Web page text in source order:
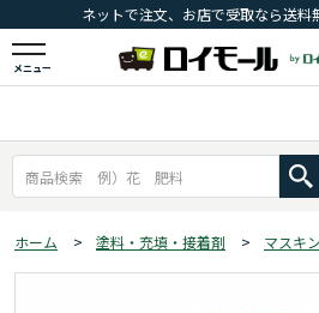
ネットで注文、お店で受取なら送料
メニュー
ホーム > 塗料・充填・接着剤 > マスキ